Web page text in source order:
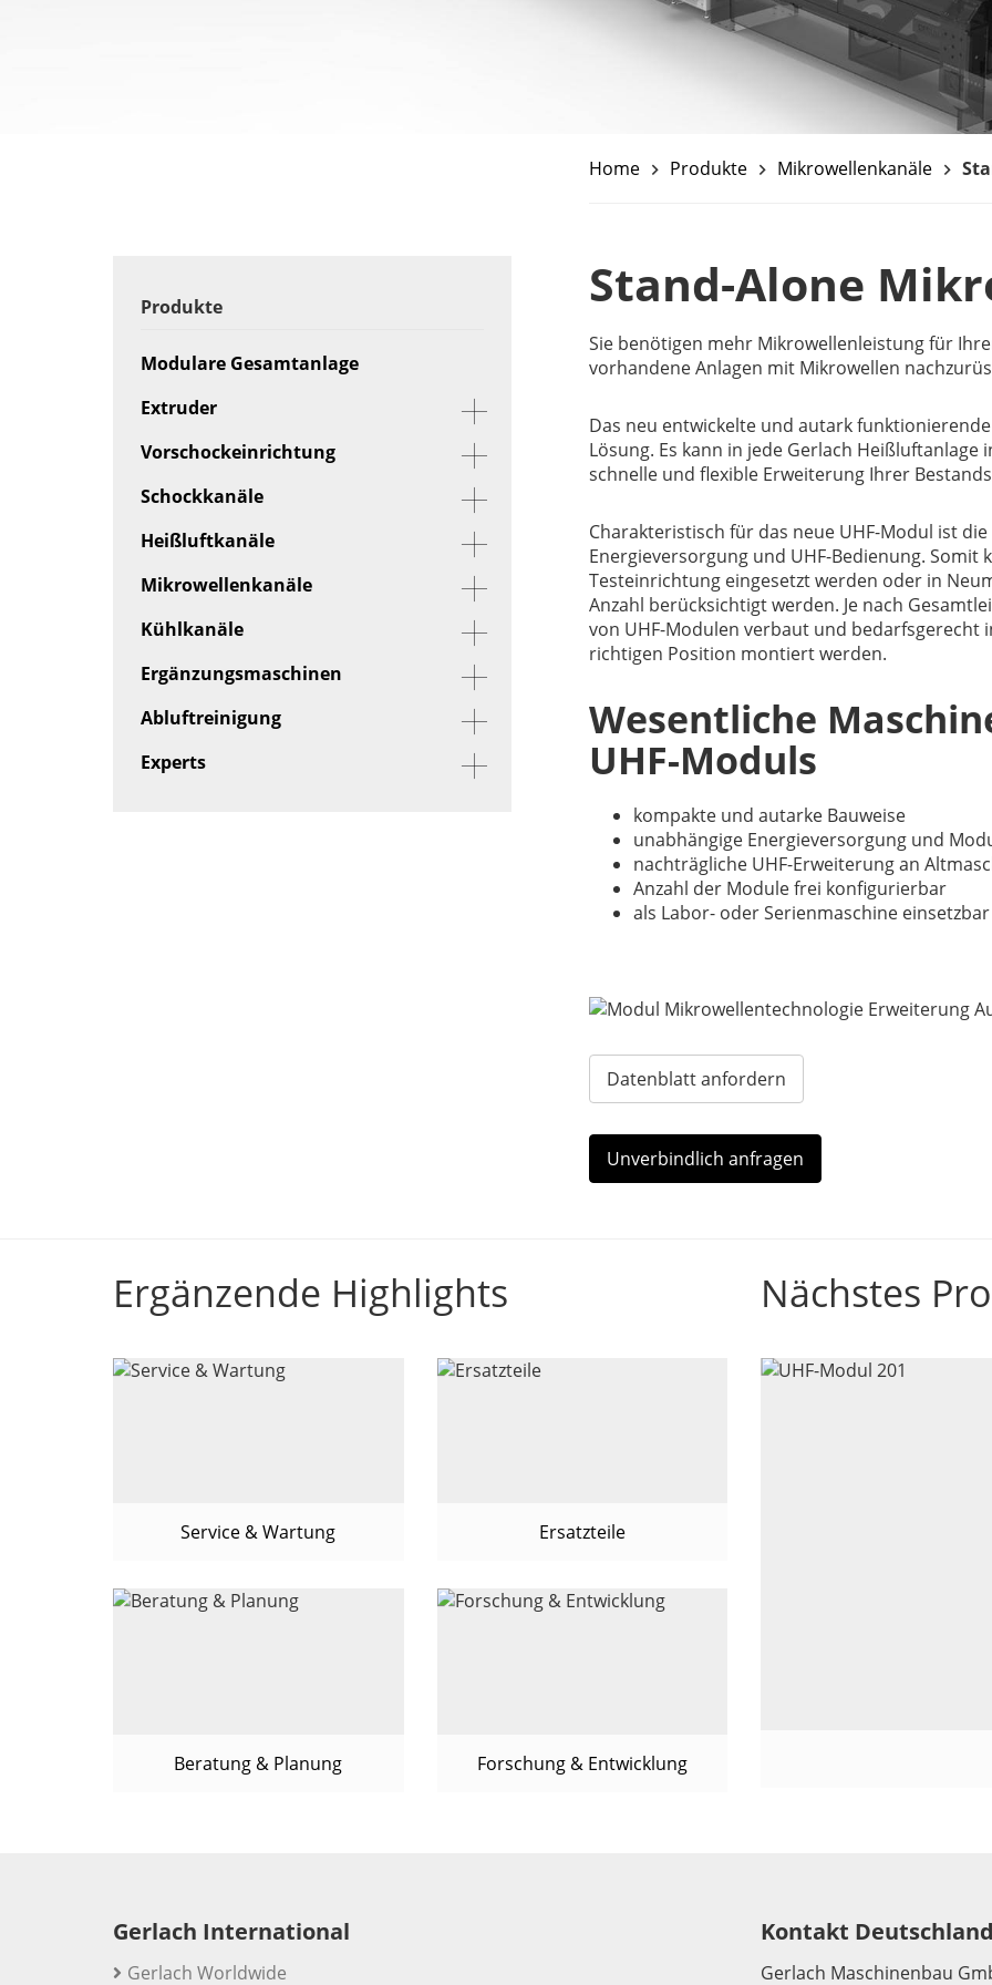
Produkte
Modulare Gesamtanlage
Extruder
Vorschockeinrichtung
Schockkanäle
Heißluftkanäle
Mikrowellenkanäle
Kühlkanäle
Ergänzungsmaschinen
Abluftreinigung
Experts
Home keyboard_arrow_right Produkte keyboard_arrow_right Mikrowellenkanäle keyboard_arrow_right
Stand-Alone
Sie benötigen mehr Mikrowellenleistung für
vorhandene Anlagen mit Mikrowellen
Das neu entwickelte und autark
Lösung. Es kann in jede Gerlach
schnelle und flexible Erweiterung Ihrer
Charakteristisch für das neue UHF-Modul ist
Energieversorgung und UHF-Bedienung. Somit
Testeinrichtung eingesetzt werden oder in
Anzahl berücksichtigt werden. Je nach
von UHF-Modulen verbaut und bedarfsgerecht
richtigen Position montiert werden.
Wesentliche
UHF-Moduls
kompakte und autarke Bauweise
unabhängige Energieversorgung und
nachträgliche UHF-Erweiterung an
Anzahl der Module frei konfigurierbar
als Labor- oder Serienmaschine einsetzbar
Datenblatt anfordern
Unverbindlich anfragen
Ergänzende Highlights
Service & Wartung Ersatzteile
Beratung & Planung Forschung & Entwicklung
Nächstes
Gerlach International
Gerlach Worldwide
Kontakt Deutschland
Gerlach Maschinenbau